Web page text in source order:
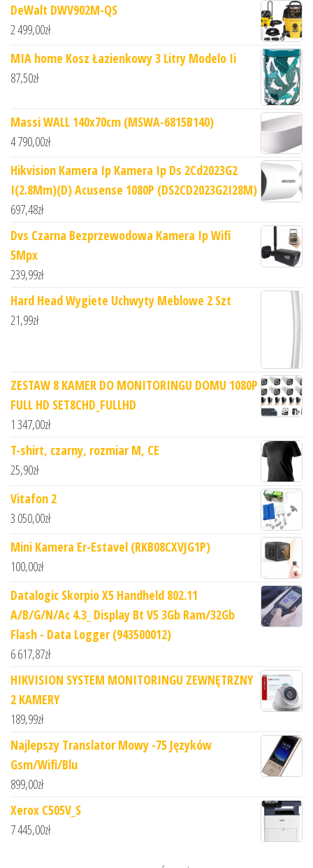
DeWalt DWV902M-QS
2 499,00zł
MIA home Kosz Łazienkowy 3 Litry Modelo Ii
87,50zł
Massi WALL 140x70cm (MSWA-6815B140)
4 790,00zł
Hikvision Kamera Ip Kamera Ip Ds 2Cd2023G2
I(2.8Mm)(D) Acusense 1080P (DS2CD2023G2I28M)
697,48zł
Dvs Czarna Bezprzewodowa Kamera Ip Wifi
5Mpx
239,99zł
Hard Head Wygiete Uchwyty Meblowe 2 Szt
21,99zł
ZESTAW 8 KAMER DO MONITORINGU DOMU 1080P
FULL HD SET8CHD_FULLHD
1 347,00zł
T-shirt, czarny, rozmiar M, CE
25,90zł
Vitafon 2
3 050,00zł
Mini Kamera Er-Estavel (RKB08CXVJG1P)
100,00zł
Datalogic Skorpio X5 Handheld 802.11
A/B/G/N/Ac 4.3_ Display Bt V5 3Gb Ram/32Gb
Flash - Data Logger (943500012)
6 617,87zł
HIKVISION SYSTEM MONITORINGU ZEWNĘTRZNY
2 KAMERY
189,99zł
Najlepszy Translator Mowy -75 Języków
Gsm/Wifi/Blu
899,00zł
Xerox C505V_S
7 445,00zł